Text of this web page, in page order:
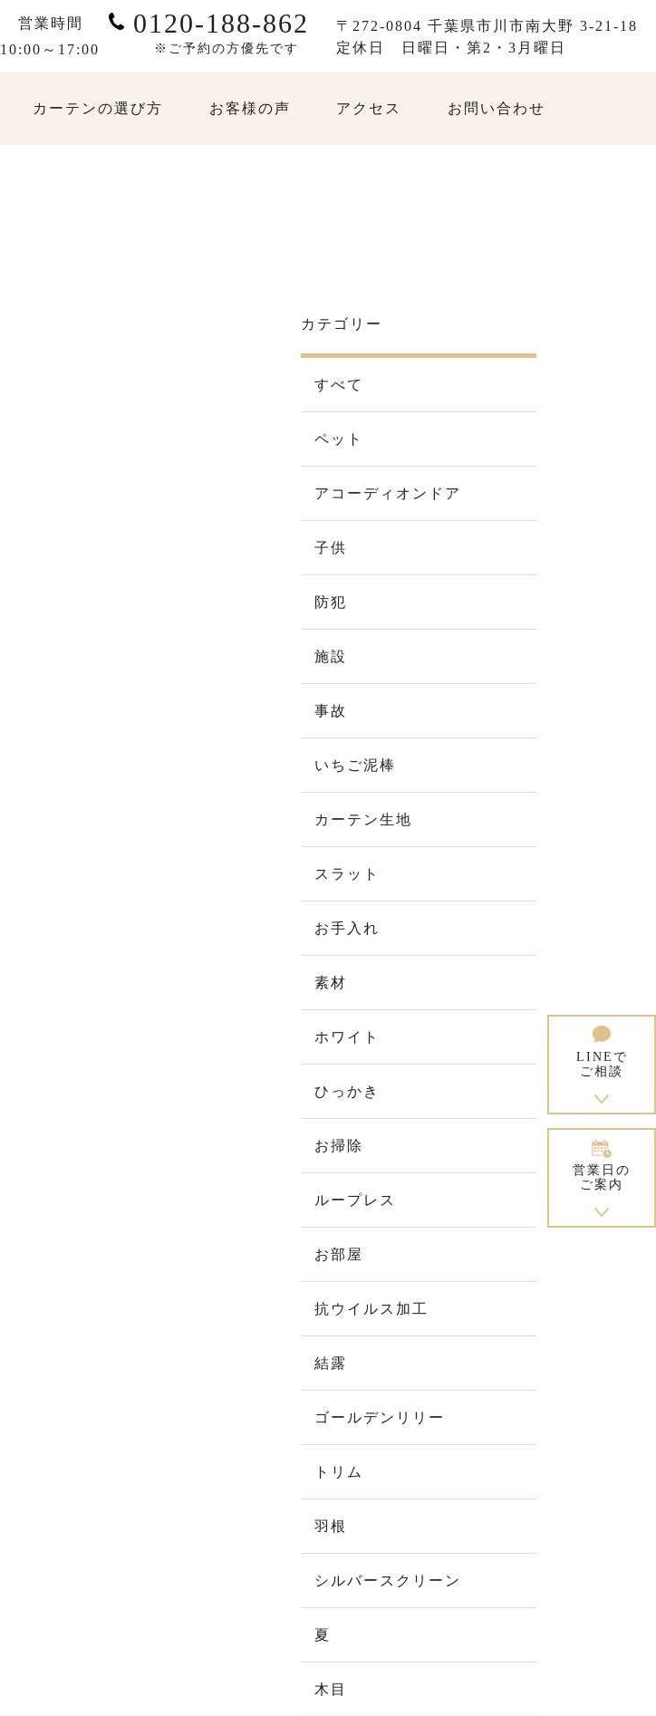
営業時間
10:00～17:00
0120-188-862
※ご予約の方優先です
〒272-0804 千葉県市川市南大野 3-21-18
定休日
日曜日・第2・3月曜日
カーテンの選び方 お客様の声 アクセス お問い合わせ
LINEで
ご相談
営業日の
ご案内
カテゴリー
すべて
ペット
アコーディオンドア
子供
防犯
施設
事故
いちご泥棒
カーテン生地
スラット
お手入れ
素材
ホワイト
ひっかき
お掃除
ループレス
お部屋
抗ウイルス加工
結露
ゴールデンリリー
トリム
羽根
シルバースクリーン
夏
木目